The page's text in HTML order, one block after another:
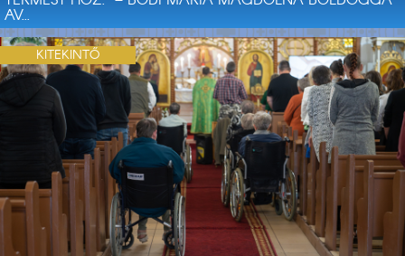
AV...
KITEKINTŐ